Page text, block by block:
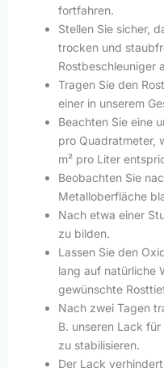
fortfahren.
Stellen Sie sicher,
trocken und
Rostbeschleuniger
Tragen Sie den
einer in unserem
Beachten Sie eine
pro Quadratmeter,
m² pro Liter
Beobachten Sie
Metalloberfläche
Nach etwa einer
zu bilden.
Lassen Sie den
lang auf natürliche
gewünschte
Nach zwei Tagen
B. unseren Lack
zu stabilisieren.
Der Lack